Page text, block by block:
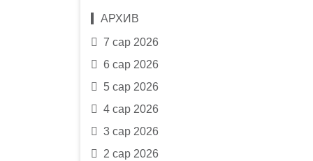
АРХИВ
7 сар 2026
6 сар 2026
5 сар 2026
4 сар 2026
3 сар 2026
2 сар 2026